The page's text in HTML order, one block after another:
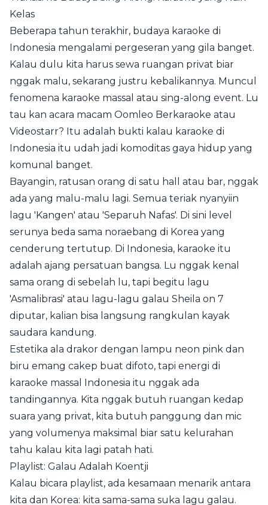
Kelas
Beberapa tahun terakhir, budaya karaoke di
Indonesia mengalami pergeseran yang gila banget.
Kalau dulu kita harus sewa ruangan privat biar
nggak malu, sekarang justru kebalikannya. Muncul
fenomena karaoke massal atau sing-along event. Lu
tau kan acara macam Oomleo Berkaraoke atau
Videostarr? Itu adalah bukti kalau karaoke di
Indonesia itu udah jadi komoditas gaya hidup yang
komunal banget.
Bayangin, ratusan orang di satu hall atau bar, nggak
ada yang malu-malu lagi. Semua teriak nyanyiin
lagu 'Kangen' atau 'Separuh Nafas'. Di sini level
serunya beda sama noraebang di Korea yang
cenderung tertutup. Di Indonesia, karaoke itu
adalah ajang persatuan bangsa. Lu nggak kenal
sama orang di sebelah lu, tapi begitu lagu
'Asmalibrasi' atau lagu-lagu galau Sheila on 7
diputar, kalian bisa langsung rangkulan kayak
saudara kandung.
Estetika ala drakor dengan lampu neon pink dan
biru emang cakep buat difoto, tapi energi di
karaoke massal Indonesia itu nggak ada
tandingannya. Kita nggak butuh ruangan kedap
suara yang privat, kita butuh panggung dan mic
yang volumenya maksimal biar satu kelurahan
tahu kalau kita lagi patah hati.
Playlist: Galau Adalah Koentji
Kalau bicara playlist, ada kesamaan menarik antara
kita dan Korea: kita sama-sama suka lagu galau.